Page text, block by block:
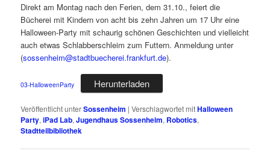
Direkt am Montag nach den Ferien, dem 31.10., feiert die
Bücherei mit Kindern von acht bis zehn Jahren um 17 Uhr eine
Halloween-Party mit schaurig schönen Geschichten und vielleicht
auch etwas Schlabberschleim zum Futtern. Anmeldung unter
(sossenheim@stadtbuecherei.frankfurt.de).
03-HalloweenParty Herunterladen
Veröffentlicht unterSossenheim |Verschlagwortet mitHalloween
Party,iPad Lab,Jugendhaus Sossenheim, Robotics,
Stadtteilbibliothek